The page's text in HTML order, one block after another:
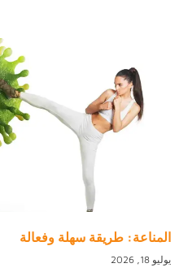
المناعة: طريقة سهلة وفعالة
يوليو 18, 2026